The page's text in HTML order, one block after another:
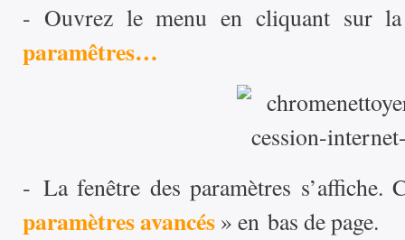
- Ouvrez le menu en cliquant sur
paramêtres…
- La fenêtre des paramètres s’affiche.
paramètres avancés » en bas de page.